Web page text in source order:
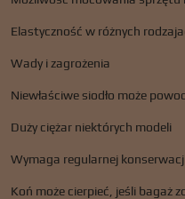
Elastyczność w różnych
Wady i zagrożenia
Niewłaściwe siodło może
Duży ciężar niektórych modeli
Wymaga regularnej
Koń może cierpieć, jeśli bagaż